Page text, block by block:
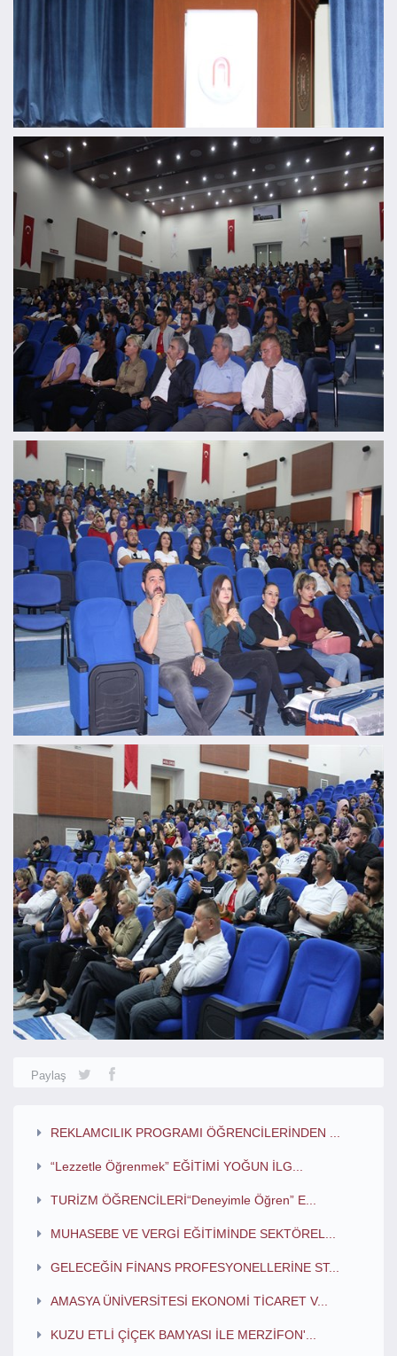
Paylaş
REKLAMCILIK PROGRAMI ÖĞRENCİLERİNDEN ...
“Lezzetle Öğrenmek” EĞİTİMİ YOĞUN İLG...
TURİZM ÖĞRENCİLERİ“Deneyimle Öğren” E...
MUHASEBE VE VERGİ EĞİTİMİNDE SEKTÖREL...
GELECEĞİN FİNANS PROFESYONELLERİNE ST...
AMASYA ÜNİVERSİTESİ EKONOMİ TİCARET V...
KUZU ETLİ ÇİÇEK BAMYASI İLE MERZİFON'...